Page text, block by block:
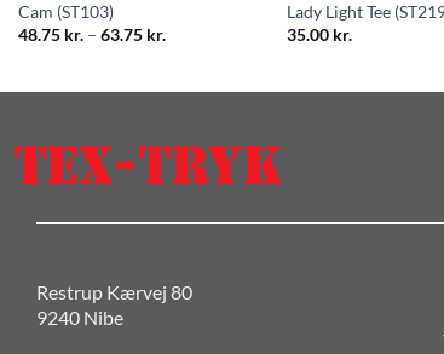
Cam (ST103)
48.75 kr. – 63.75 kr.Prisinterval:
Lady Light Tee
35.00 kr.
Restrup Kærvej 80
9240 Nibe